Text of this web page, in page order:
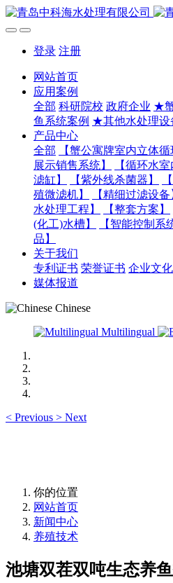
登录 注册
网站首页
应用案例
全部 科研院校 政府企业 ★
鱼系统案例 ★其他水处理设
产品中心
全部
【蟹公寓牌室内立体循
展示销售系统】
【循环水
滤缸】
【紫外线杀菌器】
殖微滤机】
【精细过滤设备
水处理工程】
【整套方案】
(化工)水槽】
【智能控制系
品】
关于我们
专利证书 荣誉证书 企业文化
媒体报道
Chinese
Multilingual
< Previous > Next
你的位置
网站首页
新闻中心
养殖技术
池塘双茬双吨生态养